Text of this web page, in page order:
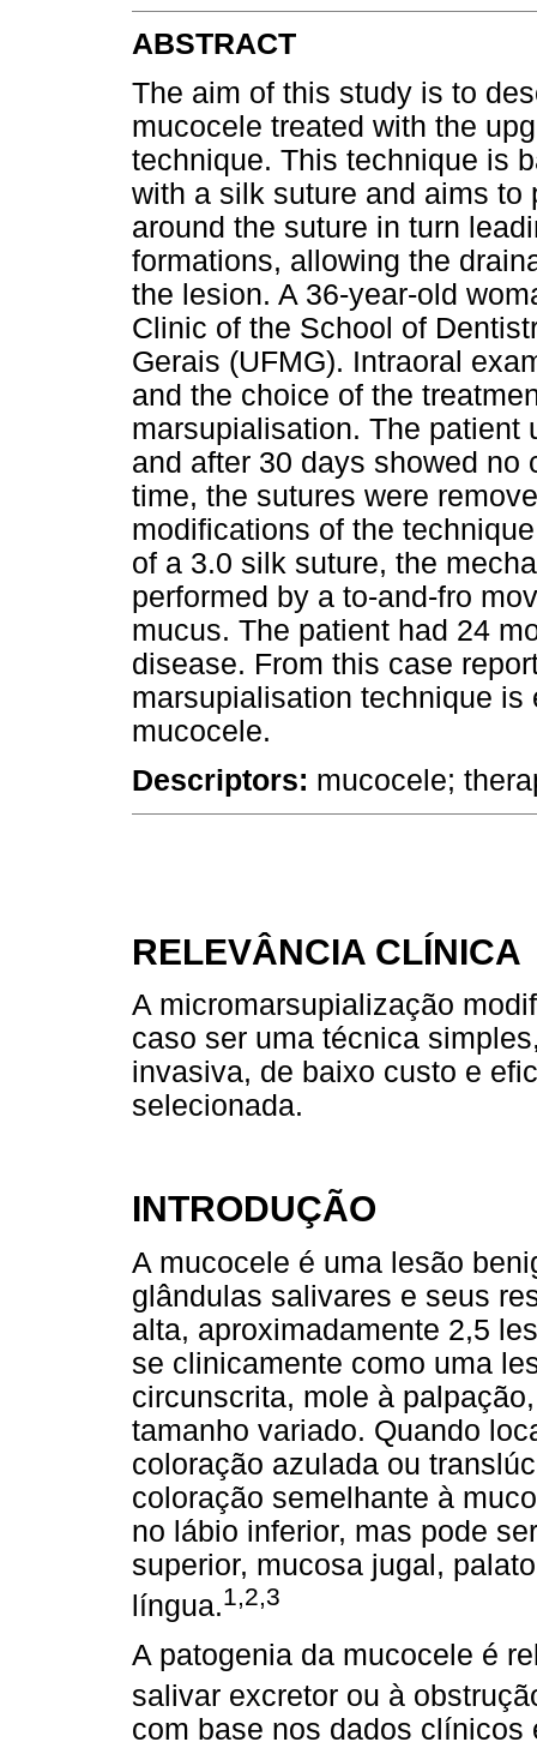
ABSTRACT
The aim of this study is to
mucocele treated with the
technique. This technique is
with a silk suture and aims
around the suture in turn
formations, allowing the
the lesion. A 36-year-old
Clinic of the School of
Gerais (UFMG). Intraoral
and the choice of the
marsupialisation. The patient
and after 30 days showed
time, the sutures were
modifications of the
of a 3.0 silk suture, the
performed by a to-and-fro
mucus. The patient had 24
disease. From this case
marsupialisation technique
mucocele.
Descriptors: mucocele;
RELEVÂNCIA CLÍNICA
A micromarsupialização
caso ser uma técnica
invasiva, de baixo custo e
selecionada.
INTRODUÇÃO
A mucocele é uma lesão
glândulas salivares e seus
alta, aproximadamente 2,5
se clinicamente como uma
circunscrita, mole à
tamanho variado. Quando
coloração azulada ou
coloração semelhante à
no lábio inferior, mas pode
superior, mucosa jugal,
língua.1,2,3
A patogenia da mucocele é
salivar excretor ou à
com base nos dados clínicos